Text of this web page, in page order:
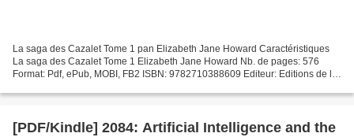
La saga des Cazalet Tome 1 pan Elizabeth Jane Howard Caractéristiques
La saga des Cazalet Tome 1 Elizabeth Jane Howard Nb. de pages: 576
Format: Pdf, ePub, MOBI, FB2 ISBN: 9782710388609 Editeur: Editions de la
[PDF/Kindle] 2084: Artificial Intelligence and the